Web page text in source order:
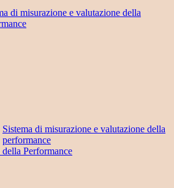
di misurazione e valutazione della
Sistema di misurazione e valutazione della
performance
della Performance